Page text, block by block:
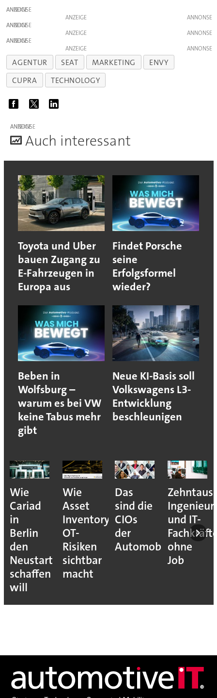
ANZEIGE
ANZEIGE
ANZEIGE
ANZEIGE
ANZEIGE
ANZEIGE
AGENTUR SEAT MARKETING
ENVY
CUPRA
TECHNOLOGY
ANZEIGE
Auch interessant
Toyota und Uber
bauen Zugang zu
E-Fahrzeugen in
Europa aus
Findet Porsche
seine
Erfolgsformel
wieder?
Beben in
Wolfsburg –
warum es bei VW
keine Tabus mehr
gibt
Neue KI-Basis soll
Volkswagens L3-
Entwicklung
beschleunigen
Wie
Cariad
in
Berlin
den
Neustart
schaffen
will
Wie
Asset
Inventory
OT-
Risiken
sichtbar
macht
Das
sind die
CIOs
der
Automobilindustrie
und IT-
ohne
Job